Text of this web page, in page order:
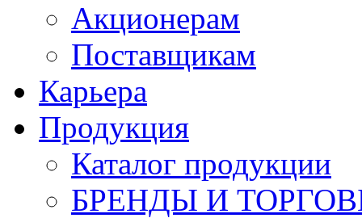
Акционерам
Поставщикам
Карьера
Продукция
Каталог продукции
БРЕНДЫ И